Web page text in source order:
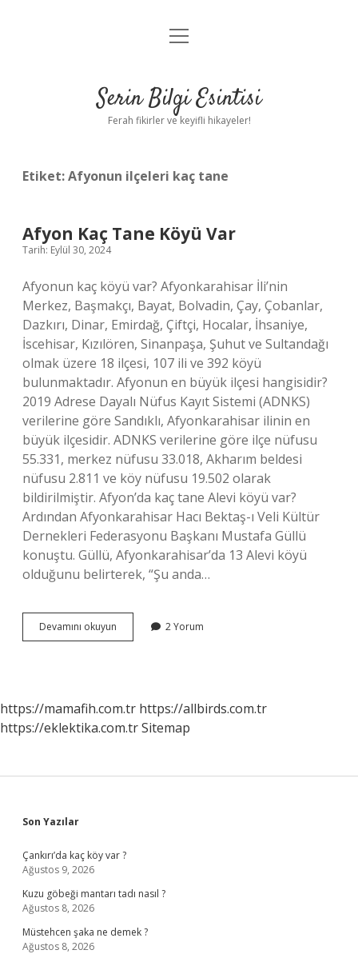
Anasayfa
Yasal Uyarı
menüyü
Serin Bilgi Esintisi
Ferah fikirler ve keyifli hikayeler!
Etiket:Afyonun ilçeleri kaç tane
Afyon Kaç Tane Köyü Var
Tarih: Eylül 30, 2024
Afyonun kaç köyü var? Afyonkarahisar İli’nin
Merkez, Başmakçı, Bayat, Bolvadin, Çay, Çobanlar,
Dazkırı, Dinar, Emirdağ, Çiftçi, Hocalar, İhsaniye,
İscehisar, Kızılören, Sinanpaşa, Şuhut ve Sultandağı
olmak üzere 18 ilçesi, 107 ili ve 392 köyü
bulunmaktadır. Afyonun en büyük ilçesi hangisidir?
2019 Adrese Dayalı Nüfus Kayıt Sistemi (ADNKS)
verilerine göre Sandıklı, Afyonkarahisar ilinin en
büyük ilçesidir. ADNKS verilerine göre ilçe nüfusu
55.331, merkez nüfusu 33.018, Akharım beldesi
nüfusu 2.811 ve köy nüfusu 19.502 olarak
bildirilmiştir. Afyon’da kaç tane Alevi köyü var?
Ardından Afyonkarahisar Hacı Bektaş-ı Veli Kültür
Dernekleri Federasyonu Başkanı Mustafa Güllü
konuştu. Güllü, Afyonkarahisar’da 13 Alevi köyü
olduğunu belirterek, “Şu anda…
Devamını okuyun
Kaç
2 Yorum
https://mamafih.com.tr https://allbirds.com.tr
https://eklektika.com.trSitemap
Sidebar
Son Yazılar
Çankırı’da kaç köy var ?
Ağustos 9, 2026
Kuzu göbeği mantarı tadı nasıl ?
Ağustos 8, 2026
Müstehcen şaka ne demek ?
Ağustos 8, 2026